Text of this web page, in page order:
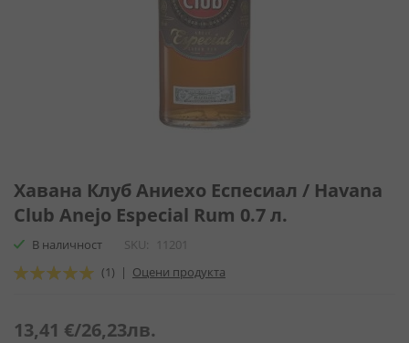
към
началото
на
галерия
снимки
Хавана Клуб Аниехо Еспесиал / Havana
Club Anejo Especial Rum 0.7 л.
В наличност SKU
11201
Оценка:
(1) | Оцени продукта
13,41 €/26,23лв.